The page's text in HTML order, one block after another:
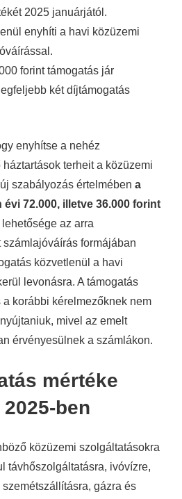
2025 januárjától.
enyhíti a havi közüzemi
forint támogatás jár
két díjtámogatás
enyhítse a nehéz
terheit a közüzemi
szabályozás értelmében a
72.000, illetve 36.000 forint
az arra
formájában
közvetlenül a havi
levonásra. A támogatás
korábbi kérelmezőknek nem
mivel az emelt
érvényesülnek a számlákon.
mértéke
ben
közüzemi szolgáltatásokra
távhőszolgáltatásra, ivóvízre,
gázra és